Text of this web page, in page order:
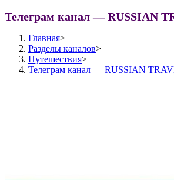
Телеграм канал — RUSSIAN
Главная>
Разделы каналов>
Путешествия>
Телеграм канал — RUSSIAN